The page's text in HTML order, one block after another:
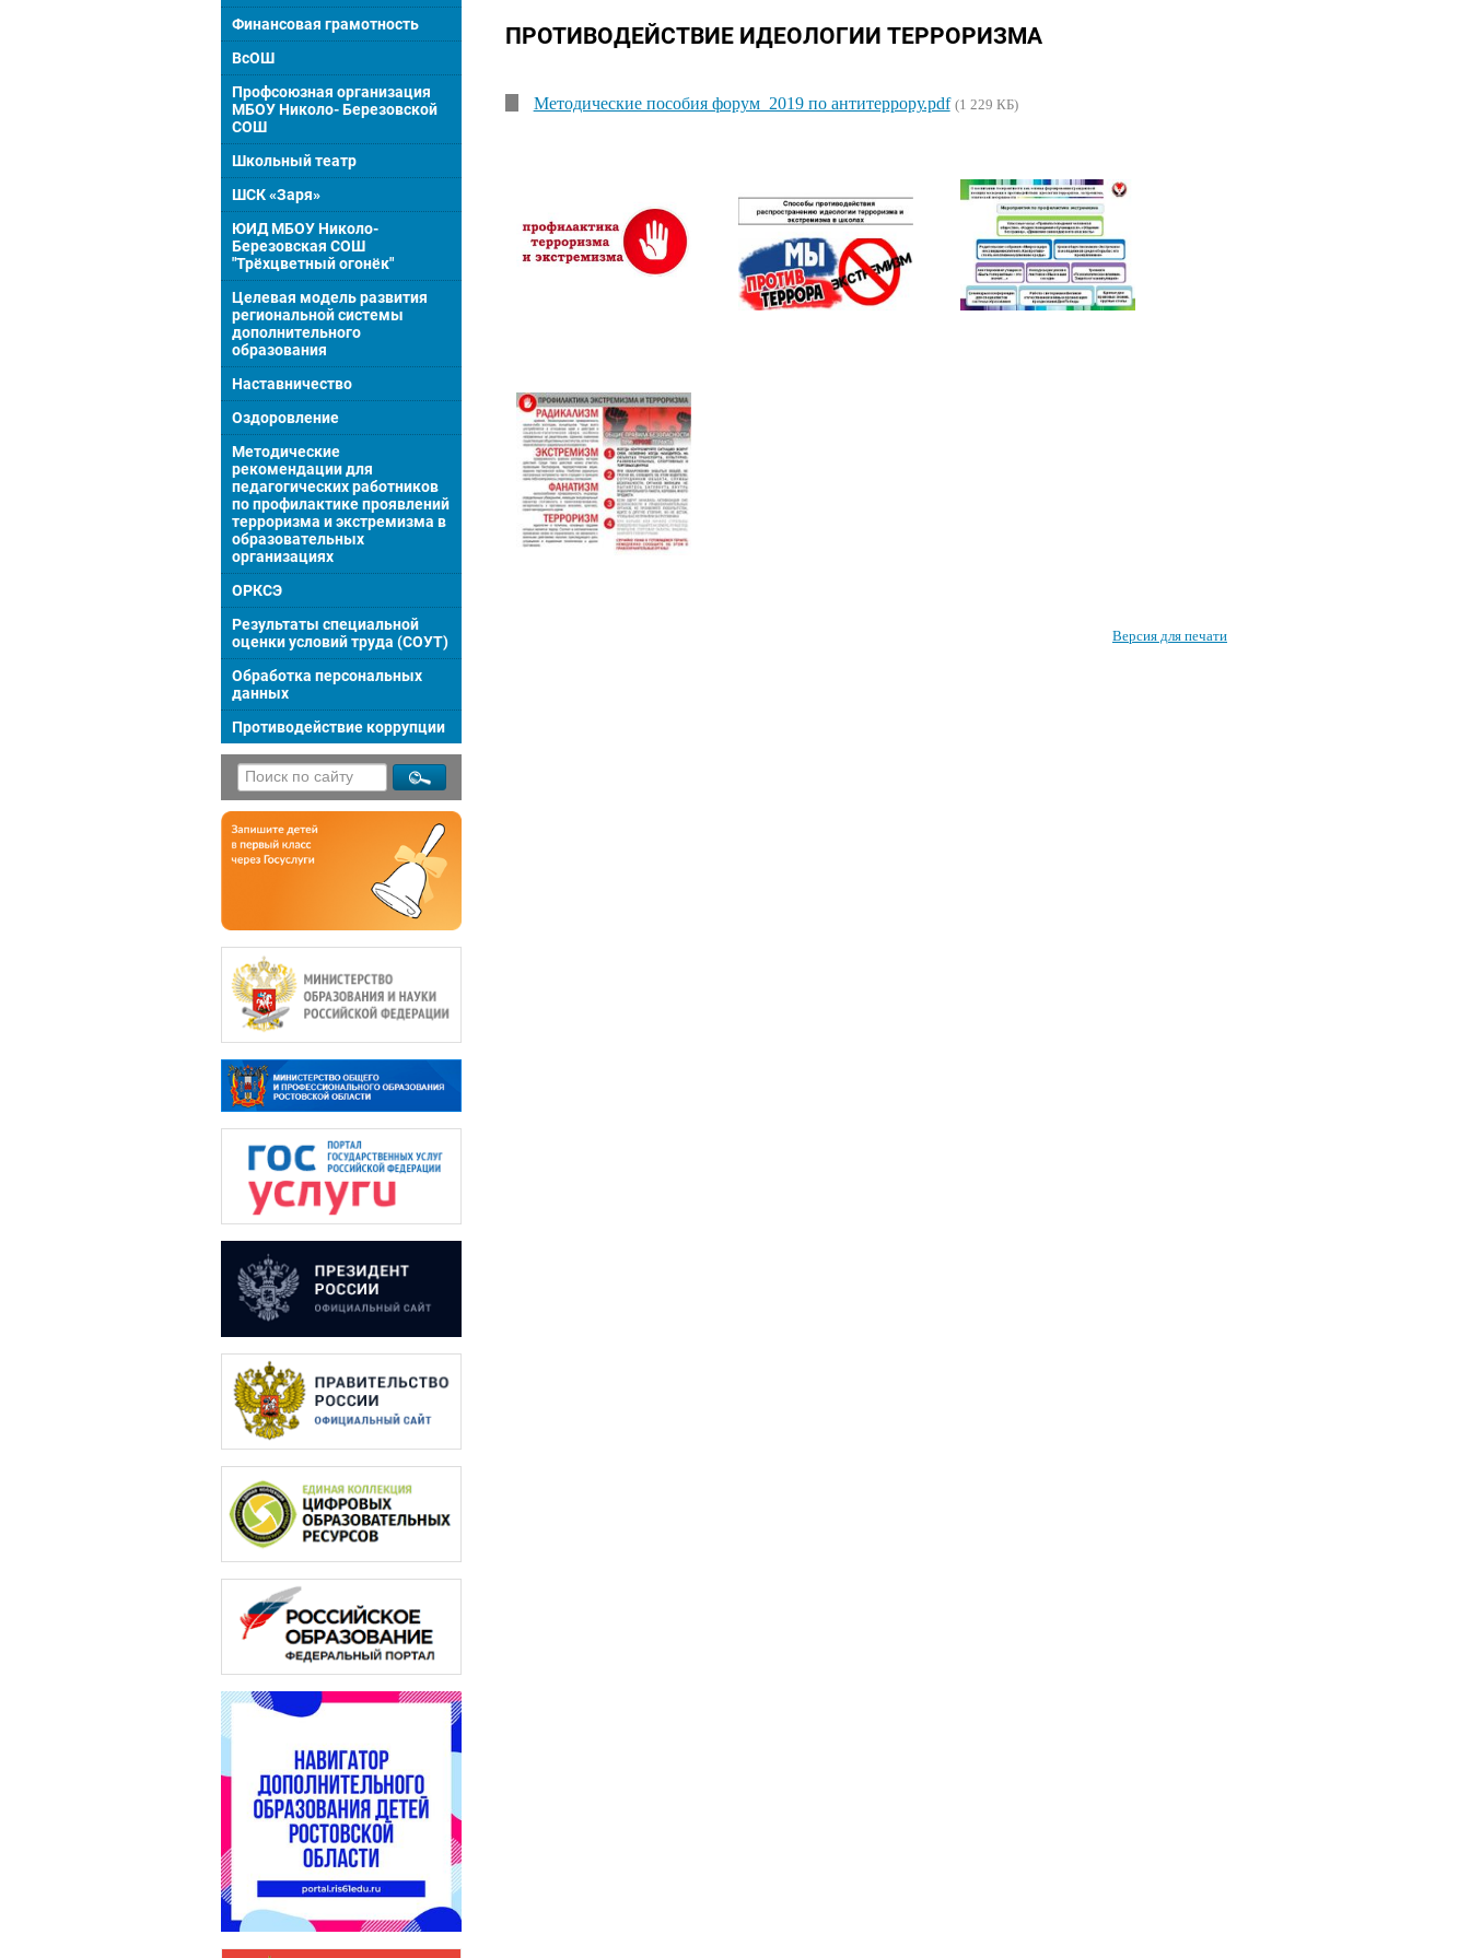
Финансовая грамотность
ВсОШ
Профсоюзная организация
МБОУ Николо- Березовской
СОШ
Школьный театр
ШСК «Заря»
ЮИД МБОУ Николо-
Березовская СОШ
"Трёхцветный огонёк"
Целевая модель развития
региональной системы
дополнительного
образования
Наставничество
Оздоровление
Методические
рекомендации для
педагогических работников
по профилактике проявлений
терроризма и экстремизма в
образовательных
организациях
ОРКСЭ
Результаты специальной
оценки условий труда (СОУТ)
Обработка персональных
данных
Противодействие коррупции
ПРОТИВОДЕЙСТВИЕ ИДЕОЛОГИИ ТЕРРОРИЗМА
Методические пособия форум_2019 по антитеррору.pdf (1 229 КБ)
Версия для печати